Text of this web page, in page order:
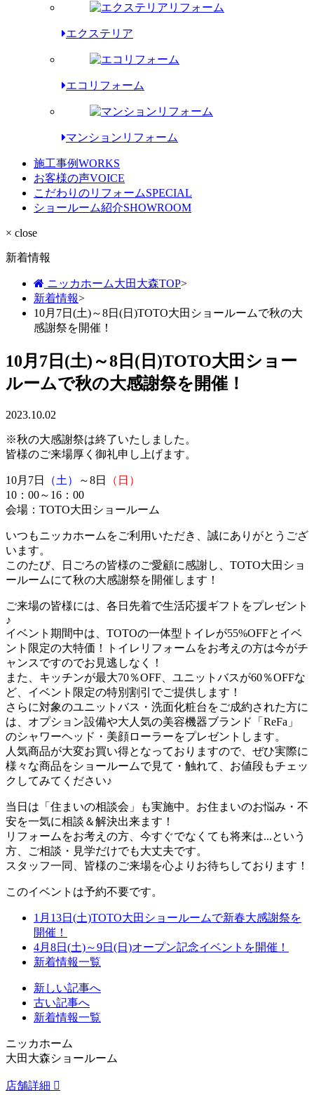
エクステリア
エコリフォーム
マンションリフォーム
施工事例WORKS
お客様の声VOICE
こだわりのリフォームSPECIAL
ショールーム紹介SHOWROOM
× close
新着情報
ニッカホーム大田大森TOP>
新着情報>
10月7日(土)～8日(日)TOTO大田ショールームで秋の大
感謝祭を開催！
10月7日(土)～8日(日)TOTO大田ショー
ルームで秋の大感謝祭を開催！
2023.10.02
※秋の大感謝祭は終了いたしました。
皆様のご来場厚く御礼申し上げます。
10月7日 （土） ～8日
（日）
10：00～16：00
会場：TOTO大田ショールーム
いつもニッカホームをご利用いただき、誠にありがとうござ
います。
このたび、日ごろの皆様のご愛顧に感謝し、TOTO大田ショ
ールームにて秋の大感謝祭を開催します！
ご来場の皆様には、各日先着で生活応援ギフトをプレゼント
♪
イベント期間中は、TOTOの一体型トイレが55%OFFとイベ
ント限定の大特価！トイレリフォームをお考えの方は今がチ
ャンスですのでお見逃しなく！
また、キッチンが最大70％OFF、ユニットバスが60％OFFな
ど、イベント限定の特別割引でご提供します！
さらに対象のユニットバス・洗面化粧台をご成約された方に
は、オプション設備や大人気の美容機器ブランド「ReFa」
のシャワーヘッド・美顔ローラーをプレゼントします。
人気商品が大変お買い得となっておりますので、ぜひ実際に
様々な商品をショールームで見て・触れて、お値段もチェッ
クしてみてください♪
当日は「住まいの相談会」も実施中。お住まいのお悩み・不
安を一気に相談＆解決出来ます！
リフォームをお考えの方、今すぐでなくても将来は...という
方、ご相談・見学だけでも大丈夫です。
スタッフ一同、皆様のご来場を心よりお待ちしております！
このイベントは予約不要です。
1月13日(土)TOTO大田ショールームで新春大感謝祭を
開催！
4月8日(土)～9日(日)オープン記念イベントを開催！
新着情報一覧
新しい記事へ
古い記事へ
新着情報一覧
ニッカホーム
大田大森ショールーム
店舗詳細